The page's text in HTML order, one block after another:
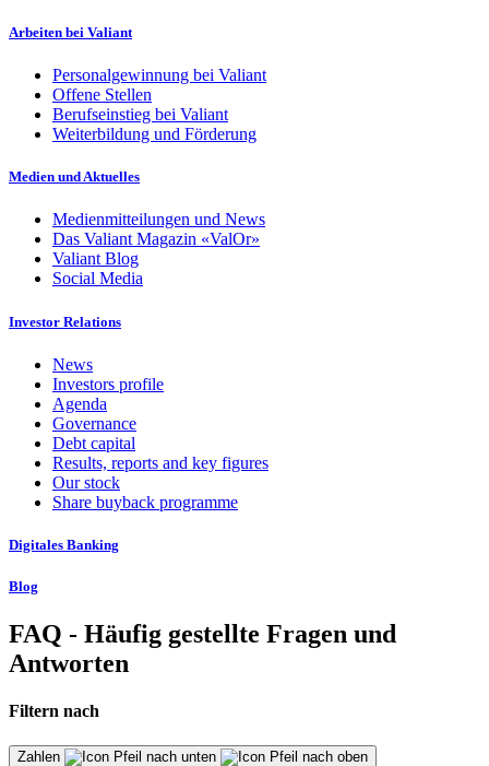
Arbeiten bei Valiant
Personalgewinnung bei Valiant
Offene Stellen
Berufseinstieg bei Valiant
Weiterbildung und Förderung
Medien und Aktuelles
Medienmitteilungen und News
Das Valiant Magazin «ValOr»
Valiant Blog
Social Media
Investor Relations
News
Investors profile
Agenda
Governance
Debt capital
Results, reports and key figures
Our stock
Share buyback programme
Digitales Banking
Blog
FAQ - Häufig gestellte Fragen und
Antworten
Filtern nach
Zahlen